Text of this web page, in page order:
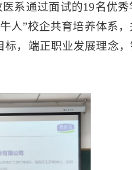
系通过面试的19名优
人”校企共育培养体系
，端正职业发展理念